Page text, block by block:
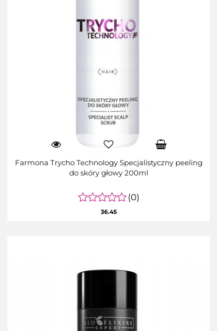
Farmona Trycho Technology Specjalistyczny peeling
do skóry głowy 200ml
(0)
36.45